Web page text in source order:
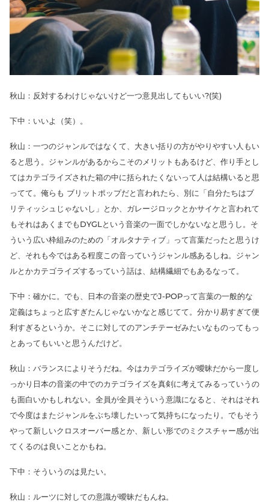
秋山：反対するわけじゃないけど一つ意見出してもいい?(笑)
下中：いいよ（笑）。
秋山：一つのジャンルではなくて、大きい括りの方がやりやすい人もい
ると思う。ジャンルがあるからこそのメリットもあるけど、作り手とし
てはカテゴライズされた箱の中に括られたくないって人は結構いると思
ってて。俺らも ブリットポップだと言われたら、別に「自分たちはブ
リティッシュじゃないし」とか、ガレージロックとかサイケと言われて
もそれはあくまでもDYGLという音楽の一面でしかないなと思うし。そ
ういう広い枠組みのための「オルタナティブ」って言葉だったと思うけ
ど、それも今ではある程度この音っていうジャンル感あるしね。ジャン
ルとかカテゴライズするっていう話は、結構繊細でもあるなって。
下中：確かに。でも、日本の音楽の歴史でJ-POPって言葉の一般的な
定義はちょっと広すぎたんじゃないかなと感じてて。分かり易すぎて便
利すぎるというか。そこに対してのアンチテーゼみたいなものってもっ
とあってもいいと思うんだけど。
秋山：バランスによりそうだね。今はカテゴライズが曖昧だから一度し
っかり日本の音楽の中でのカテゴライズを真剣に考えてみるっていうの
も面白いかもしれない。全員が全員そういう意識になると、それはそれ
で今度はまたジャンルをぶち壊したいって気持ちになったり。でもそう
やって新しいクロスオーバー感とか、新しい形でのミクスチャー感が出
てくるのは良いことかもね。
下中：そういうのは見たい。
秋山：ルーツに対しての意識が曖昧だもんね。